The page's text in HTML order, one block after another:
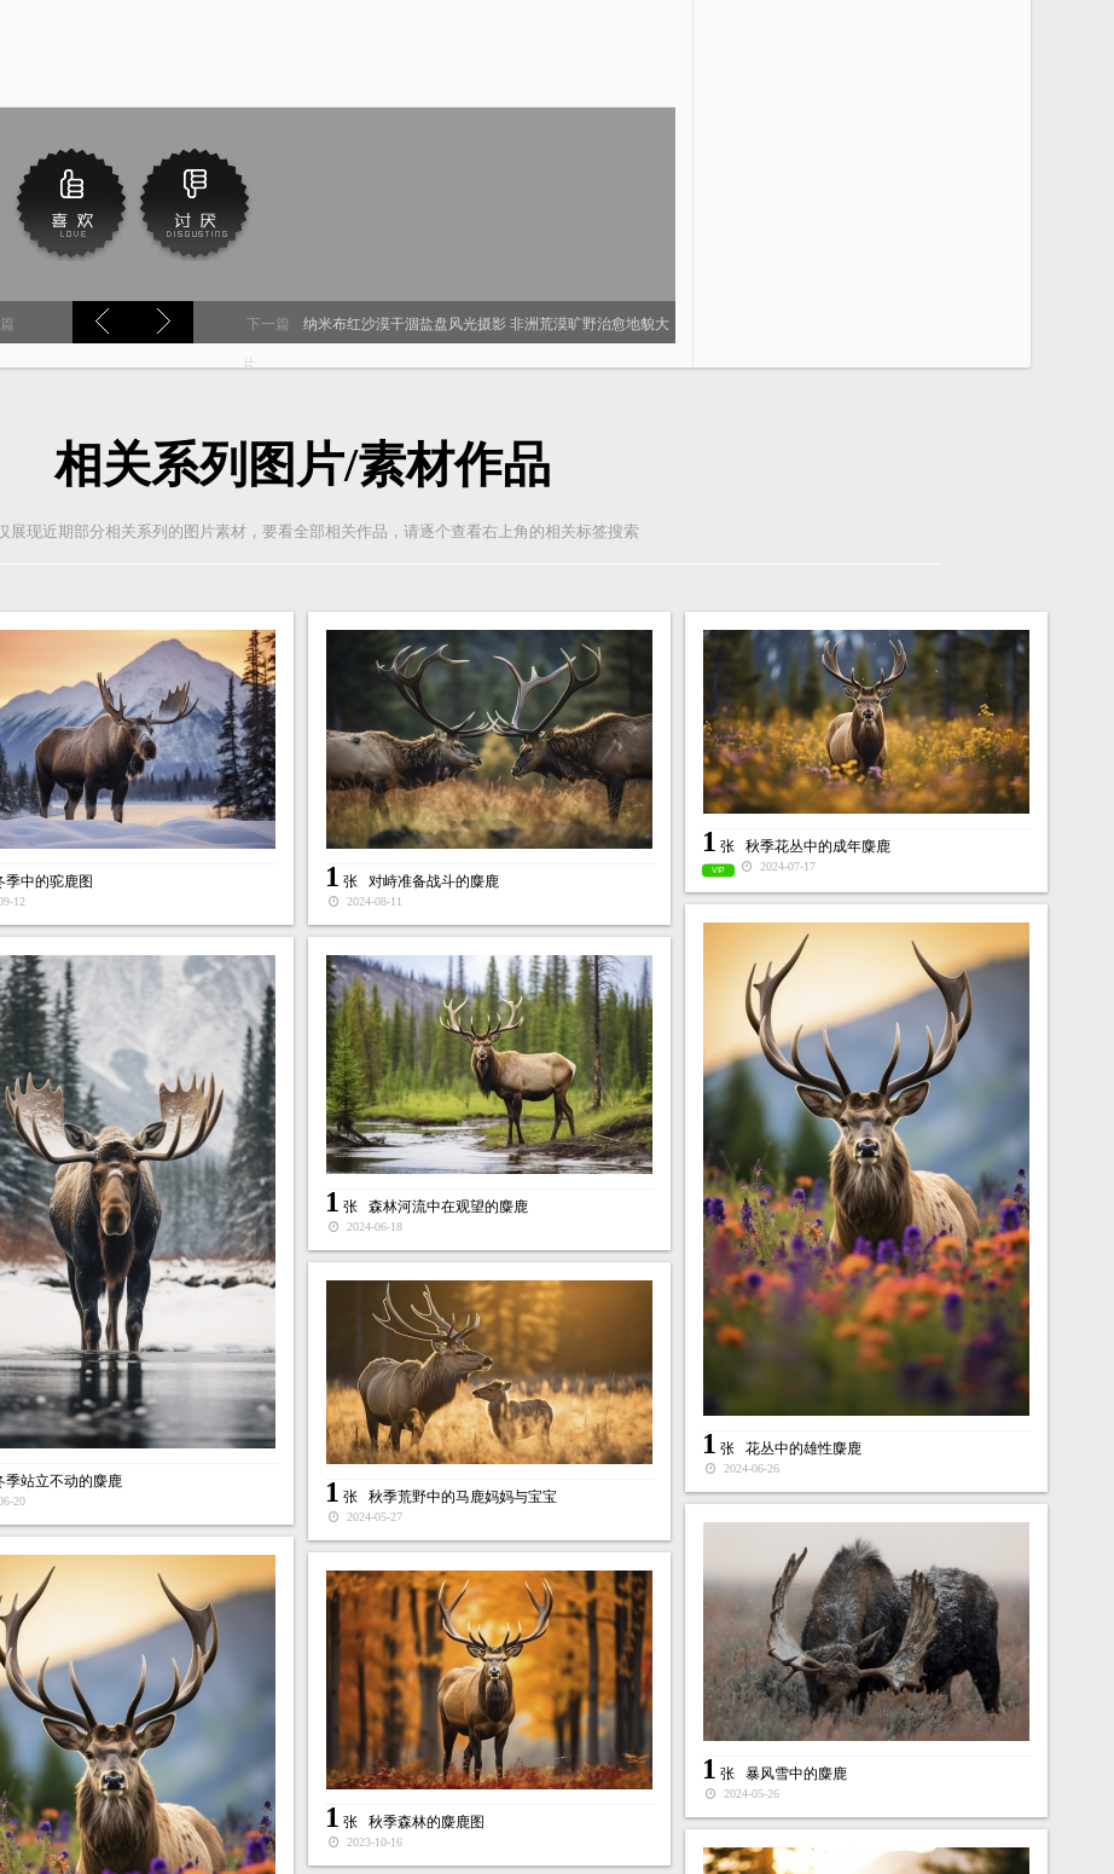
下一篇 纳米布红沙漠干涸盐盘风光摄影 非洲荒漠旷野治愈地貌大
片
相关系列图片/素材作品
展现近期部分相关系列的图片素材，要看全部相关作品，请逐个查看右上角的相关标签搜索
季中的驼鹿图
12
1 张 对峙准备战斗的麋鹿
2024-08-11
1 张 秋季花丛中的成年麋鹿
VIP 2024-07-17
1 张 花丛中的雄性麋鹿
2024-06-26
季站立不动的麋鹿
20
1 张 森林河流中在观望的麋鹿
2024-06-18
1 张 秋季荒野中的马鹿妈妈与宝宝
2024-05-27
1 张 暴风雪中的麋鹿
2024-05-26
1 张 秋季森林的麋鹿图
2023-10-16